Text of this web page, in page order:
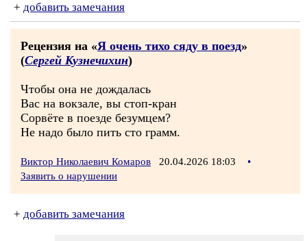
+ добавить замечания
Рецензия на «Я очень тихо сяду в поезд»
(Сергей Кузнечихин)
Чтобы она не дождалась
Вас на вокзале, вы стоп-кран
Сорвёте в поезде безумцем?
Не надо было пить сто грамм.
Виктор Николаевич Комаров 20.04.2026 18:03
•
Заявить о нарушении
+ добавить замечания